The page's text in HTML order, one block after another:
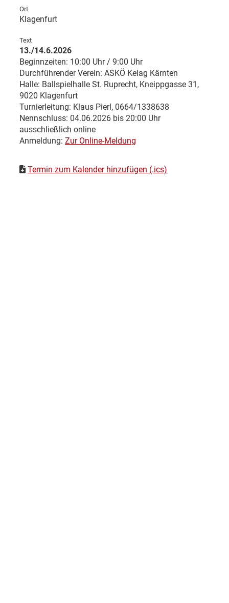
Ort
Klagenfurt
Text
13./14.6.2026
Beginnzeiten: 10:00 Uhr / 9:00 Uhr
Durchführender Verein: ASKÖ Kelag Kärnten
Halle: Ballspielhalle St. Ruprecht, Kneippgasse 31,
9020 Klagenfurt
Turnierleitung: Klaus Pierl, 0664/1338638
Nennschluss: 04.06.2026 bis 20:00 Uhr
ausschließlich online
Anmeldung: Zur Online-Meldung
Termin zum Kalender hinzufügen (.ics)